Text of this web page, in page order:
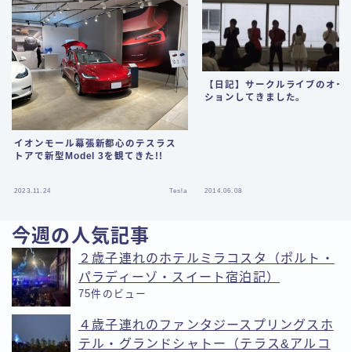
イオンモール幕張新都心のテスラス
トアで新型Model 3を観てきた!!
2023.11.24 Tesla
【日記】サークルライブのオー
ションしてきました。
2014.06.08
今週の人気記事
２歳子連れのホテルミラコスタ（ポルト・
パラディーゾ・スイート宿泊記）
75件のビュー
４歳子連れのファンタジースプリングスホ
テル・グランドシャトー（テラス&アルコ